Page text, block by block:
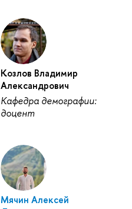
Козлов Владимир
Александрович
Кафедра демографии:
доцент
Мячин Алексей